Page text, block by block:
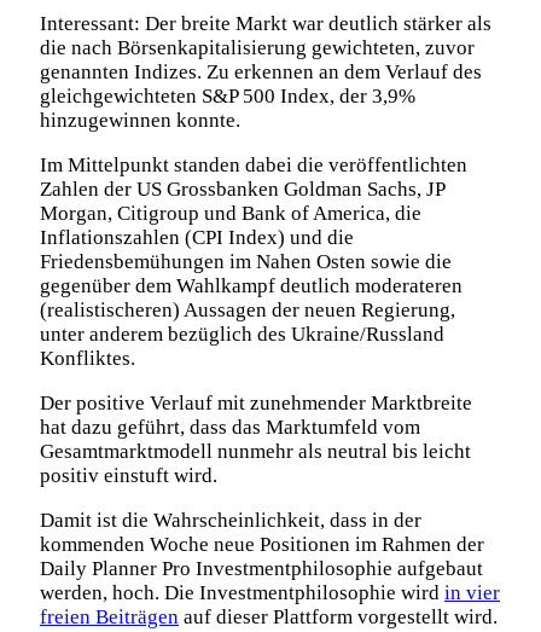
Interessant: Der breite Markt war deutlich stärker als
die nach Börsenkapitalisierung gewichteten, zuvor
genannten Indizes. Zu erkennen an dem Verlauf des
gleichgewichteten S&P 500 Index, der 3,9%
hinzugewinnen konnte.
Im Mittelpunkt standen dabei die veröffentlichten
Zahlen der US Grossbanken Goldman Sachs, JP
Morgan, Citigroup und Bank of America, die
Inflationszahlen (CPI Index) und die
Friedensbemühungen im Nahen Osten sowie die
gegenüber dem Wahlkampf deutlich moderateren
(realistischeren) Aussagen der neuen Regierung,
unter anderem bezüglich des Ukraine/Russland
Konfliktes.
Der positive Verlauf mit zunehmender Marktbreite
hat dazu geführt, dass das Marktumfeld vom
Gesamtmarktmodell nunmehr als neutral bis leicht
positiv einstuft wird.
Damit ist die Wahrscheinlichkeit, dass in der
kommenden Woche neue Positionen im Rahmen der
Daily Planner Pro Investmentphilosophie aufgebaut
werden, hoch. Die Investmentphilosophie wird in vier
freien Beiträgen auf dieser Plattform vorgestellt wird.